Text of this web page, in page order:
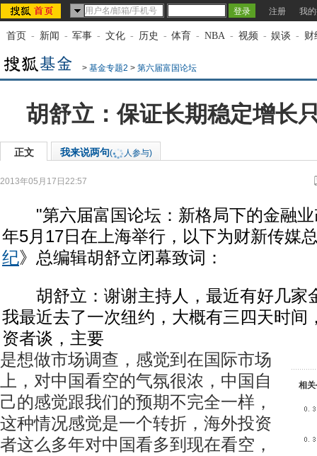
注册 我
首页 - 新闻 - 军事 - 文化 - 历史 - 体育 - NBA - 视频 - 娱谈 - 财
> 基金专题2 > 第六届富国论坛
胡舒立：保证长期稳定增长
正文 我来说两句( 人参与)
2013年05月17日22:57
"第六届富国论坛：新格局下的金融业
年5月17日在上海举行，以下为财新传媒
纪》总编辑胡舒立闭幕致词：
胡舒立：谢谢主持人，最近有好几家
我最近去了一次纽约，大概有三四天时间
资者谈，主要
相
是想做市场调查，感觉到在国际市场
上，对中国看空的气氛很浓，中国自
己的感觉跟我们的预期不完全一样，
这种情况感觉是一个转折，海外投资
者这么多年对中国看多到现在看空，